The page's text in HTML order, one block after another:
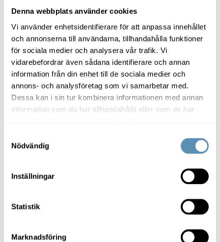
Denna webbplats använder cookies
Vi använder enhetsidentifierare för att anpassa innehållet
och annonserna till användarna, tillhandahålla funktioner
för sociala medier och analysera vår trafik. Vi
vidarebefordrar även sådana identifierare och annan
information från din enhet till de sociala medier och
annons- och analysföretag som vi samarbetar med.
Dessa kan i sin tur kombinera informationen med annan
information som du har tillhandahållit eller som de har
Nödvändig
Inställningar
Statistik
Marknadsföring